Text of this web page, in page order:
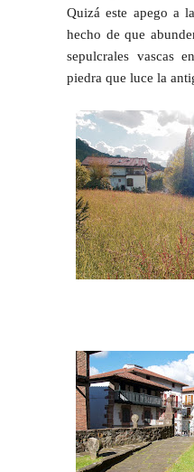
Quizá este apego a
hecho de que
sepulcrales vascas
piedra que luce la